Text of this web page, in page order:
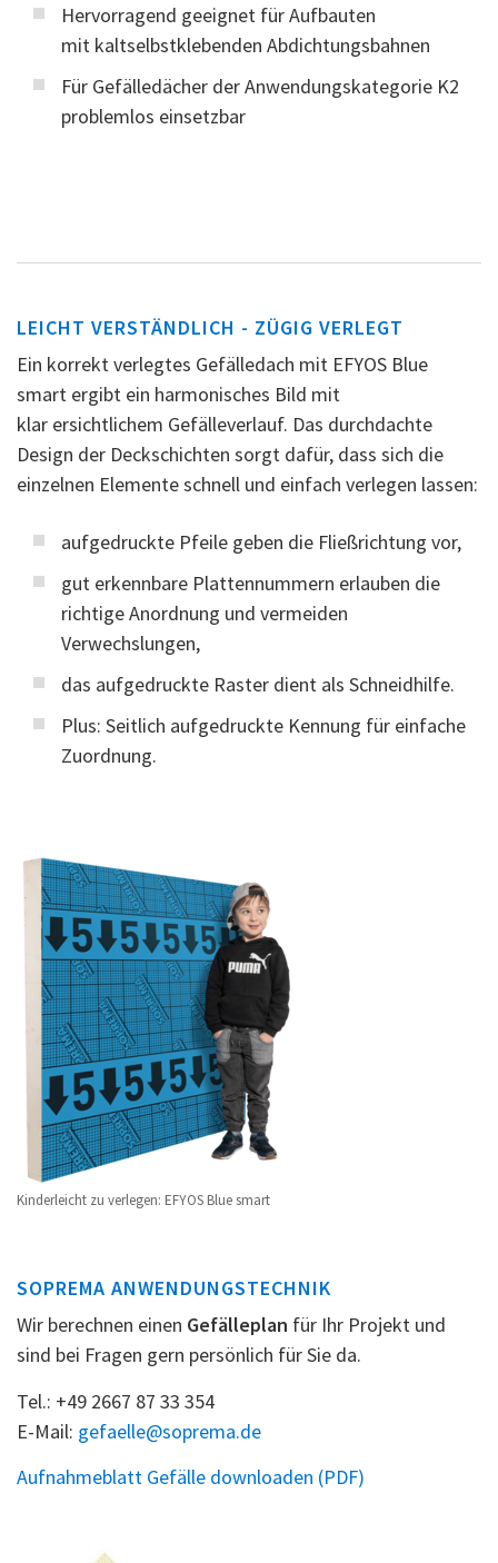
Hervorragend geeignet für Aufbauten
mit kaltselbstklebenden Abdichtungsbahnen
Für Gefälledächer der Anwendungskategorie K2
problemlos einsetzbar
LEICHT VERSTÄNDLICH - ZÜGIG VERLEGT
Ein korrekt verlegtes Gefälledach mit EFYOS Blue
smart ergibt ein harmonisches Bild mit
klar ersichtlichem Gefälleverlauf. Das durchdachte
Design der Deckschichten sorgt dafür, dass sich die
einzelnen Elemente schnell und einfach verlegen lassen:
aufgedruckte Pfeile geben die Fließrichtung vor,
gut erkennbare Plattennummern erlauben die
richtige Anordnung und vermeiden
Verwechslungen,
das aufgedruckte Raster dient als Schneidhilfe.
Plus: Seitlich aufgedruckte Kennung für einfache
Zuordnung.
Kinderleicht zu verlegen: EFYOS Blue smart
SOPREMA ANWENDUNGSTECHNIK
Wir berechnen einen Gefälleplan für Ihr Projekt und
sind bei Fragen gern persönlich für Sie da.
Tel.: +49 2667 87 33 354
E-Mail: gefaelle@soprema.de
Aufnahmeblatt Gefälle downloaden (PDF)